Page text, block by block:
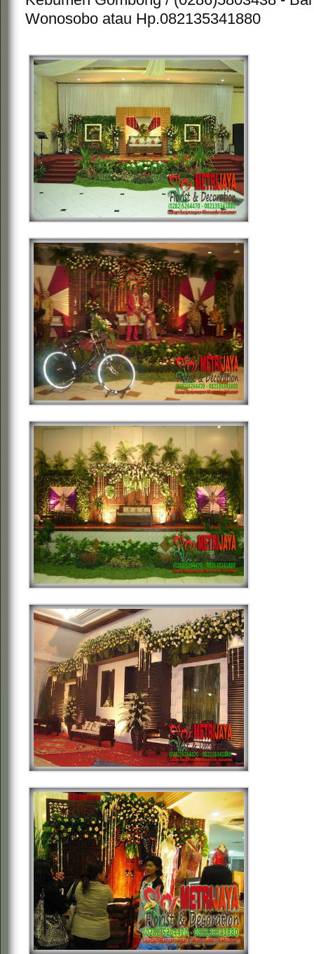
Wonosobo atau Hp.082135341880